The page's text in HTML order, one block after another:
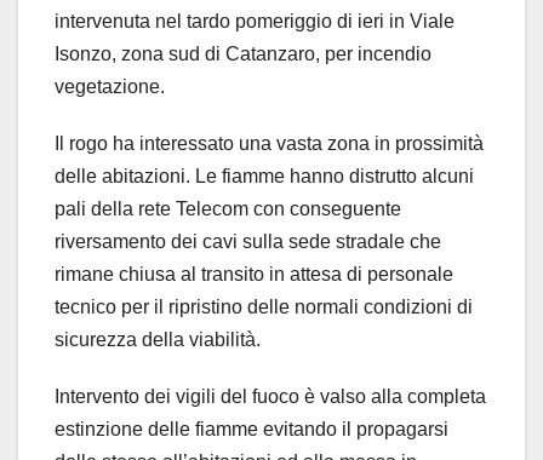
intervenuta nel tardo pomeriggio di ieri in Viale
Isonzo, zona sud di Catanzaro, per incendio
vegetazione.
Il rogo ha interessato una vasta zona in prossimità
delle abitazioni. Le fiamme hanno distrutto alcuni
pali della rete Telecom con conseguente
riversamento dei cavi sulla sede stradale che
rimane chiusa al transito in attesa di personale
tecnico per il ripristino delle normali condizioni di
sicurezza della viabilità.
Intervento dei vigili del fuoco è valso alla completa
estinzione delle fiamme evitando il propagarsi